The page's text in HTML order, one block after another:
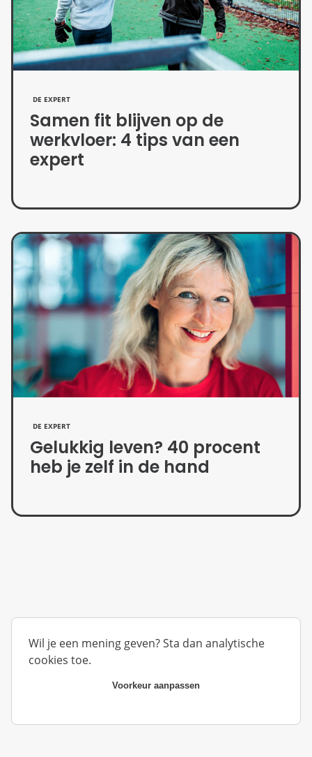
DE EXPERT
Samen fit blijven op de
werkvloer: 4 tips van een
expert
DE EXPERT
Gelukkig leven? 40 procent
heb je zelf in de hand
Wil je een mening geven? Sta dan analytische
cookies toe.
Voorkeur aanpassen